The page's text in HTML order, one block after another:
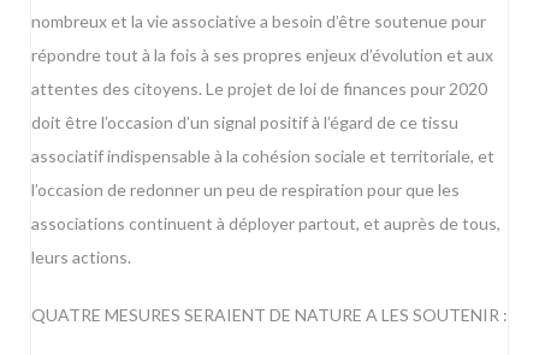
nombreux et la vie associative a besoin d’être soutenue pour
répondre tout à la fois à ses propres enjeux d’évolution et aux
attentes des citoyens. Le projet de loi de finances pour 2020
doit être l’occasion d’un signal positif à l’égard de ce tissu
associatif indispensable à la cohésion sociale et territoriale, et
l’occasion de redonner un peu de respiration pour que les
associations continuent à déployer partout, et auprès de tous,
leurs actions.
QUATRE MESURES SERAIENT DE NATURE A LES SOUTENIR :